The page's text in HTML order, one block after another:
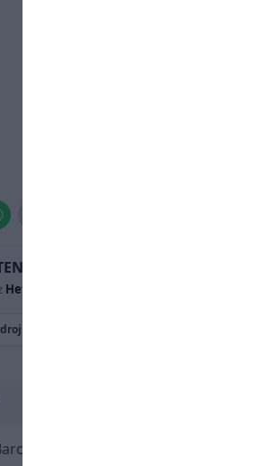
ČLÁNOK?
Hetrik.sk
a odmietol Real. Kluby